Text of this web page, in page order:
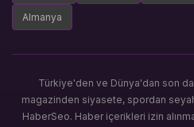
Almanya
Türkiye'den ve Dünya'dan son
magazinden siyasete, spordan
HaberSeo. Haber içerikleri izin